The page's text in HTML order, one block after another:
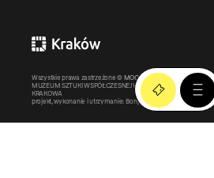
Wszystkie prawa zastrzeżone © MOCAK2011-2026
MUZEUM SZTUKI WSPÓŁCZESNEJ W KRAKOWIE MOCAK –
KRAKOWA
projekt, wykonanie i utrzymanie: Bonjour.pl